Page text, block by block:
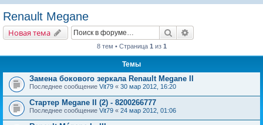
Renault Megane
Новая тема Поиск
8 тем • Страница 1 из 1
Темы
Замена бокового зеркала Renault Megane II
Последнее сообщение Vit79 « 30 мар 2012, 16:20
Стартер Megane II (2) - 8200266777
Последнее сообщение Vit79 « 24 мар 2012, 01:06